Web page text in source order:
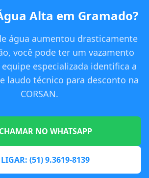
Alta em Gramado?
água aumentou drasticamente
você pode ter um vazamento
especializada identifica a
laudo técnico para desconto na
CORSAN.
CHAMAR NO WHATSAPP
LIGAR: (51) 9.3619-8139